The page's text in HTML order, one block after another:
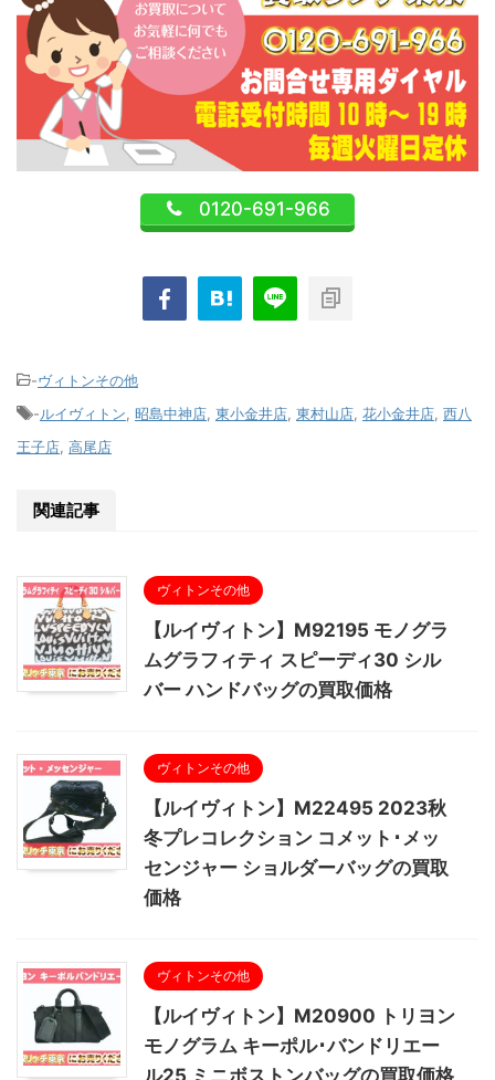
0120-691-966
-ヴィトンその他
-ルイヴィトン, 昭島中神店, 東小金井店, 東村山店, 花小金井店, 西八
王子店, 高尾店
関連記事
ヴィトンその他
【ルイヴィトン】M92195 モノグラ
ムグラフィティ スピーディ30 シル
バー ハンドバッグの買取価格
ヴィトンその他
【ルイヴィトン】M22495 2023秋
冬プレコレクション コメット･メッ
センジャー ショルダーバッグの買取
価格
ヴィトンその他
【ルイヴィトン】M20900 トリヨン
モノグラム キーポル･バンドリエー